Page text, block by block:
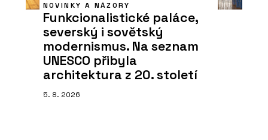
NOVINKY A NÁZORY
Funkcionalistické paláce,
severský i sovětský
modernismus. Na seznam
UNESCO přibyla
architektura z 20. století
5. 8. 2026